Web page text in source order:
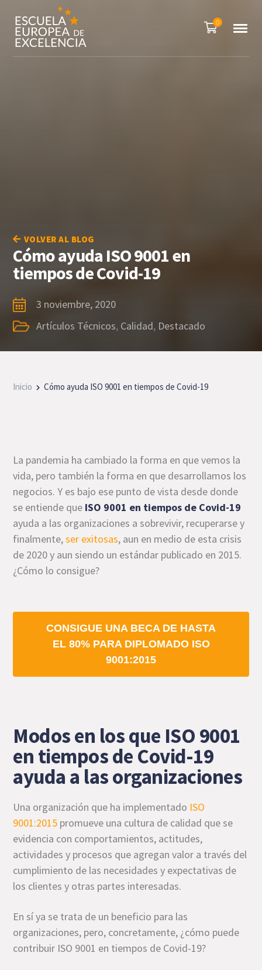
0
VOLVER AL BLOG
Cómo ayuda ISO 9001 en
tiempos de Covid-19
3 noviembre, 2020
Artículos Técnicos, Calidad, Destacado
Inicio Cómo ayuda ISO 9001 en tiempos de Covid-19
La pandemia ha cambiado la forma en que vemos la
vida, pero también la forma en que desarrollamos los
negocios. Y es bajo ese punto de vista desde donde
se entiende que ISO 9001 en tiempos de Covid-19
ayuda a las organizaciones a sobrevivir, recuperarse y
finalmente,ser exitosas, aun en medio de esta crisis
de 2020 y aun siendo un estándar publicado en 2015.
¿Cómo lo consigue?
CONSIGUE UNA BECA DE HASTA
EL 80% PARA DIPLOMADO ISO
9001:2015
Modos en los que ISO 9001
en tiempos de Covid-19
ayuda a las organizaciones
Una organización que ha implementado ISO
9001:2015 promueve una cultura de calidad que se
evidencia con comportamientos, actitudes,
actividades y procesos que agregan valor a través del
cumplimiento de las necesidades y expectativas de
los clientes y otras partes interesadas.
En sí ya se trata de un beneficio para las
organizaciones, pero, concretamente, ¿cómo puede
contribuir ISO 9001 en tiempos de Covid-19?